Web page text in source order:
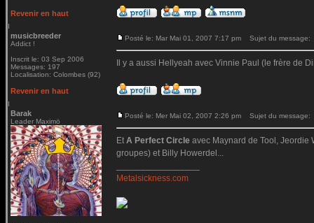
Revenir en haut
musicbreeder
Addict !
Inscrit le: 03 Sep 2006
Messages: 197
Localisation: Colombes (92)
Posté le: Mar Mai 01, 2007 7:17 pm Sujet du message:
Il y a aussi Hellyeah avec Vinnie Paul (le frère de
Revenir en haut
Barak
Leader Maximö
Posté le: Mer Mai 02, 2007 2:26 pm Sujet du message:
Et A Perfect Circle avec Maynard de Tool, Jeordie
groupes) et Billy Howerdel...
Metalsickness.com